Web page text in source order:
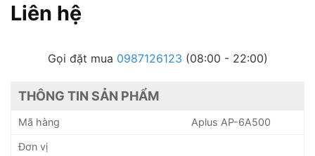
Liên hệ
Gọi đặt mua 0987126123 (08:00 - 22:00)
THÔNG TIN SẢN PHẨM
Mã hàng Aplus AP-6A500
Đơn vị